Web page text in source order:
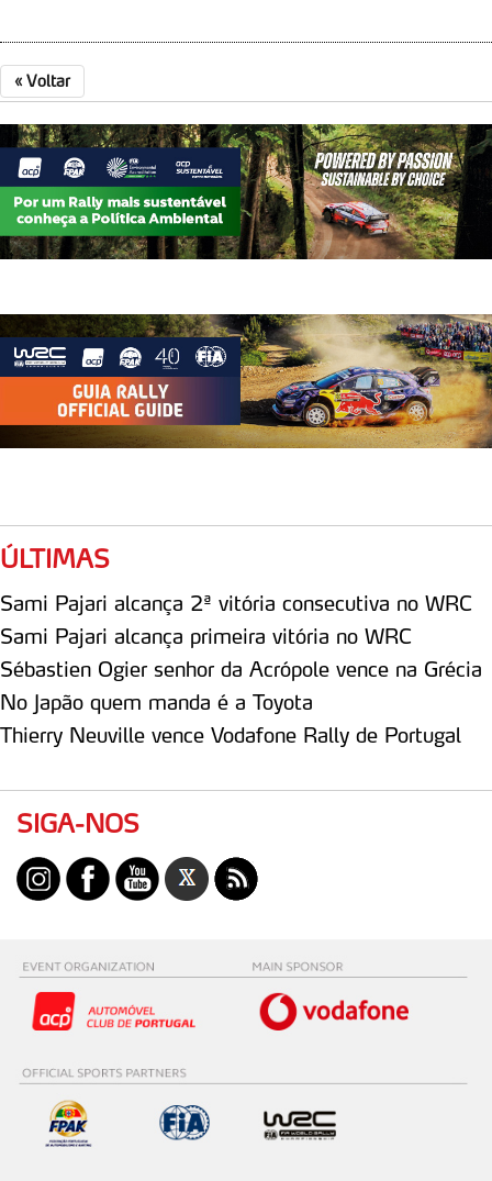
« Voltar
ÚLTIMAS
Sami Pajari alcança 2ª vitória consecutiva no WRC
Sami Pajari alcança primeira vitória no WRC
Sébastien Ogier senhor da Acrópole vence na Grécia
No Japão quem manda é a Toyota
Thierry Neuville vence Vodafone Rally de Portugal
SIGA-NOS